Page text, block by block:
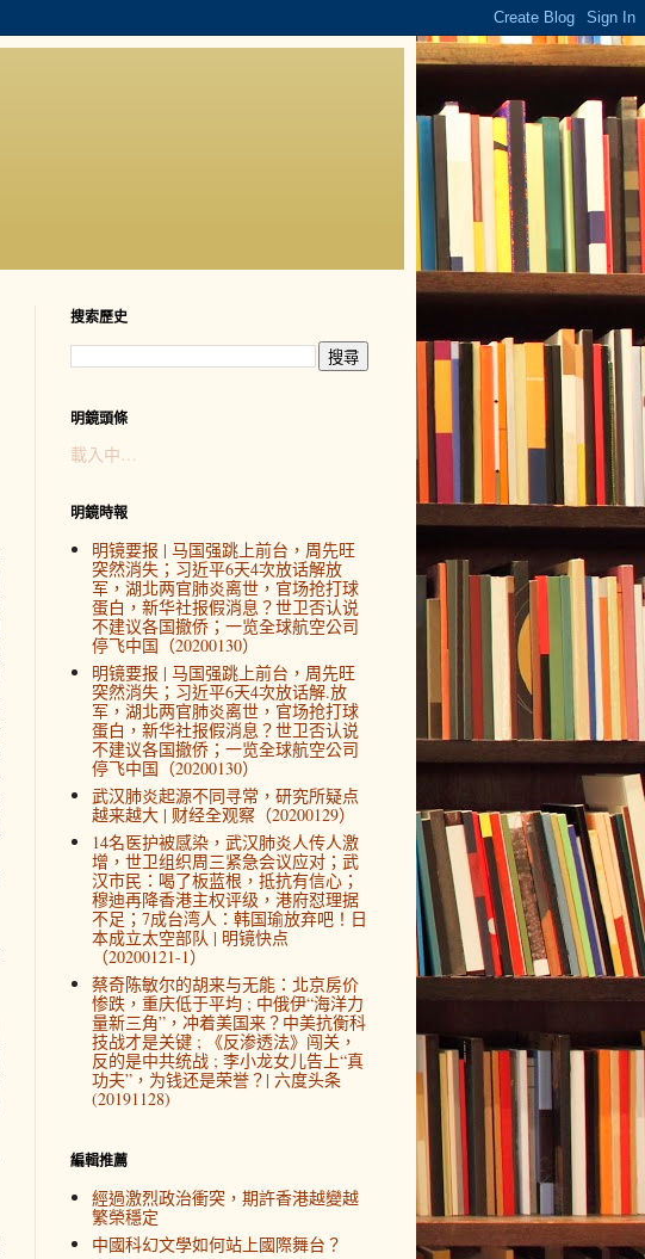
搜索歷史
明鏡頭條
載入中…
明鏡時報
明镜要报 | 马国强跳上前台，周先旺
突然消失；习近平6天4次放话解放
军，湖北两官肺炎离世，官场抢打球
蛋白，新华社报假消息？世卫否认说
不建议各国撤侨；一览全球航空公司
停飞中国（20200130）
明镜要报 | 马国强跳上前台，周先旺
突然消失；习近平6天4次放话解.放
军，湖北两官肺炎离世，官场抢打球
蛋白，新华社报假消息？世卫否认说
不建议各国撤侨；一览全球航空公司
停飞中国（20200130）
武汉肺炎起源不同寻常，研究所疑点
越来越大 | 财经全观察（20200129）
14名医护被感染，武汉肺炎人传人激
增，世卫组织周三紧急会议应对；武
汉市民：喝了板蓝根，抵抗有信心；
穆迪再降香港主权评级，港府怼理据
不足；7成台湾人：韩国瑜放弃吧！日
本成立太空部队 | 明镜快点
（20200121-1）
蔡奇陈敏尔的胡来与无能：北京房价
惨跌，重庆低于平均 ; 中俄伊“海洋力
量新三角”，冲着美国来？中美抗衡科
技战才是关键 ; 《反渗透法》闯关，
反的是中共统战 ; 李小龙女儿告上“真
功夫”，为钱还是荣誉？| 六度头条
(20191128)
編輯推薦
經過激烈政治衝突，期許香港越變越
繁榮穩定
中國科幻文學如何站上國際舞台？